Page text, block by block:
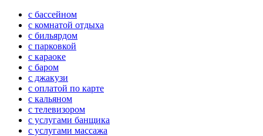
с бассейном
с комнатой отдыха
с бильярдом
с парковкой
с караоке
с баром
с джакузи
с оплатой по карте
с кальяном
с телевизором
с услугами банщика
с услугами массажа